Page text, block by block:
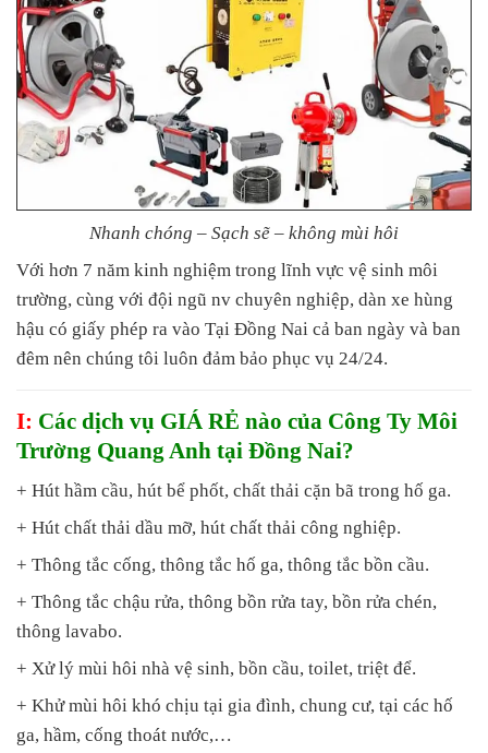
Nhanh chóng – Sạch sẽ – không mùi hôi
Với hơn 7 năm kinh nghiệm trong lĩnh vực vệ sinh môi
trường, cùng với đội ngũ nv chuyên nghiệp, dàn xe hùng
hậu có giấy phép ra vào Tại Đồng Nai cả ban ngày và ban
đêm nên chúng tôi luôn đảm bảo phục vụ 24/24.
I: Các dịch vụ GIÁ RẺ nào của Công Ty Môi
Trường Quang Anh tại Đồng Nai?
+ Hút hầm cầu, hút bể phốt, chất thải cặn bã trong hố ga.
+ Hút chất thải dầu mỡ, hút chất thải công nghiệp.
+ Thông tắc cống, thông tắc hố ga, thông tắc bồn cầu.
+ Thông tắc chậu rửa, thông bồn rửa tay, bồn rửa chén,
thông lavabo.
+ Xử lý mùi hôi nhà vệ sinh, bồn cầu, toilet, triệt để.
+ Khử mùi hôi khó chịu tại gia đình, chung cư, tại các hố
ga, hầm, cống thoát nước,…